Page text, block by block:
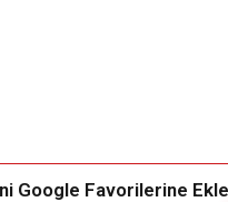
Google Favorilerine